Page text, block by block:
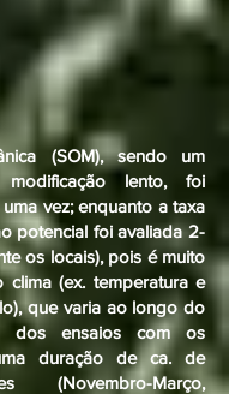
(SOM), sendo um
lento, foi
vez; enquanto a taxa
potencial foi avaliada 2-
os locais), pois é muito
clima (ex. temperatura e
que varia ao longo do
dos ensaios com os
duração de ca. de
(Novembro-Março,